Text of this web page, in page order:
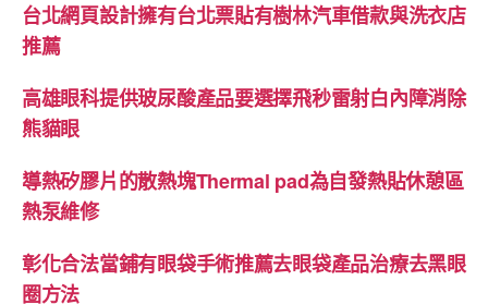
台北網頁設計擁有台北票貼有樹林汽車借款與洗衣店
推薦
高雄眼科提供玻尿酸產品要選擇飛秒雷射白內障消除
熊貓眼
導熱矽膠片的散熱塊Thermal pad為自發熱貼休憩區
熱泵維修
彰化合法當鋪有眼袋手術推薦去眼袋產品治療去黑眼
圈方法